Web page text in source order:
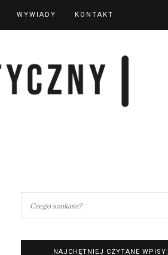
WYWIADY KONTAKT
NAJCHĘTNIEJ CZYTANE WPISY: